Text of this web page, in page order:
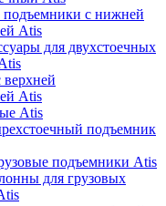
подъемники с нижней
Atis
для двухстоечных
Atis
Atis
подъемник
подъемники Atis
для грузовых